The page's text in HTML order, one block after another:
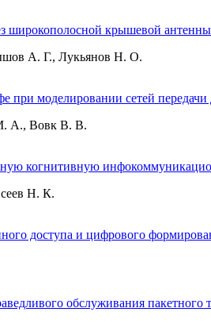
широкополосной крышевой
А. Г., Лукьянов Н. О.
при моделировании сетей
А., Вовк В. В.
когнитивную
Н. К.
доступа и цифрового
обслуживания